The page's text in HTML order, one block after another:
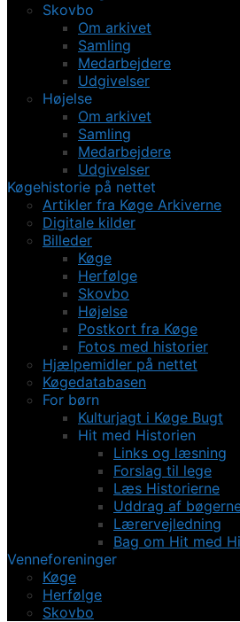
Skovbo
Om arkivet
Samling
Medarbejdere
Udgivelser
Højelse
Om arkivet
Samling
Medarbejdere
Udgivelser
Køgehistorie på nettet
Artikler fra Køge Arkiverne
Digitale kilder
Billeder
Køge
Herfølge
Skovbo
Højelse
Postkort fra Køge
Fotos med historier
Hjælpemidler på nettet
Køgedatabasen
For børn
Kulturjagt i Køge Bugt
Hit med Historien
Links og læsning
Forslag til lege
Læs Historierne
Uddrag af
Lærervejledning
Bag om Hit med
Venneforeninger
Køge
Herfølge
Skovbo